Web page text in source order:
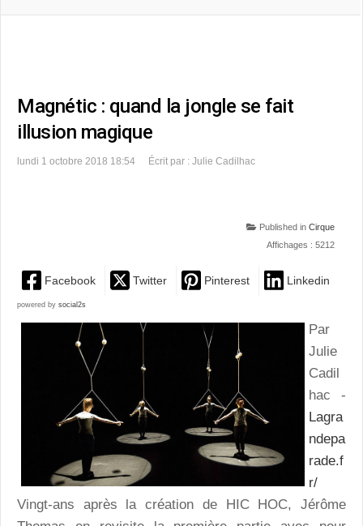
Magnétic : quand la jongle se fait
illusion magique
lundi 1 octobre 2018 18:54 Écrit par : Julie Cadilhac
Published in Cirque
Affichages : 5212
Facebook Twitter Pinterest Linkedin
powered by social2s
Par
Julie
Cadil
hac -
Lagra
ndepa
rade.f
r/
Vingt-ans après la création de HIC HOC, Jérôme